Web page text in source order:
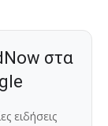
στα
ειδήσεις